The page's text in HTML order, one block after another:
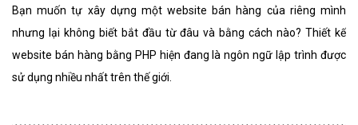
Bạn muốn tự xây dựng một website bán hàng của riêng mình
nhưng lại không biết bắt đầu từ đâu và bằng cách nào? Thiết kế
website bán hàng bằng PHP hiện đang là ngôn ngữ lập trình được
sử dụng nhiều nhất trên thế giới.